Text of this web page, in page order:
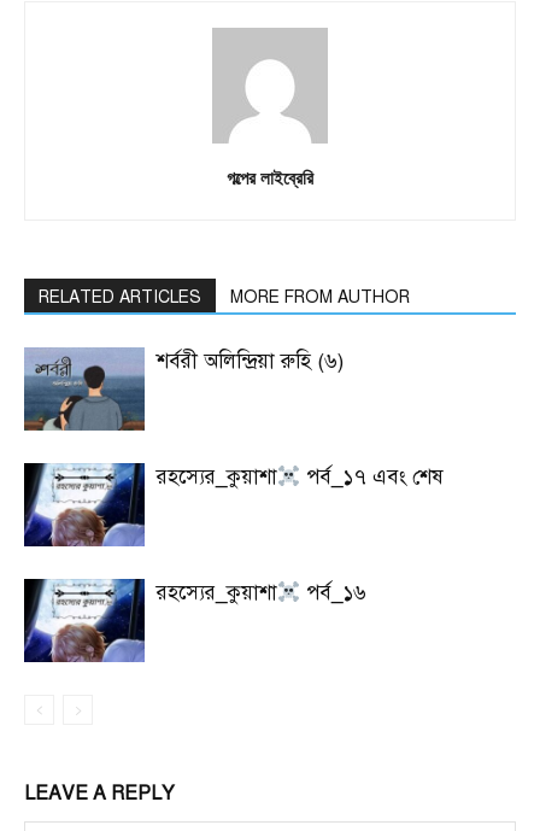
গল্পের লাইব্রেরি
RELATED ARTICLES MORE FROM AUTHOR
শর্বরী অলিন্দ্রিয়া রুহি (৬)
রহস্যের_কুয়াশা পর্ব_১৭ এবং শেষ
রহস্যের_কুয়াশা পর্ব_১৬
LEAVE A REPLY